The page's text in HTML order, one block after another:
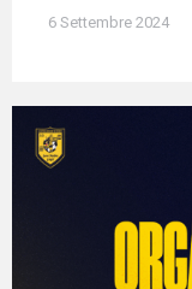
6 Settembre 2024